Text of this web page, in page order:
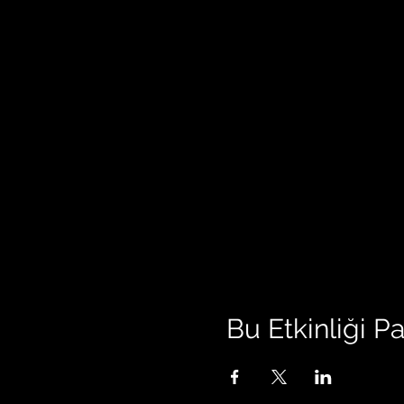
Bu Etkinliği